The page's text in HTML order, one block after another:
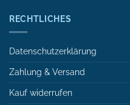
RECHTLICHES
Datenschutzerklärung
Zahlung & Versand
Kauf widerrufen